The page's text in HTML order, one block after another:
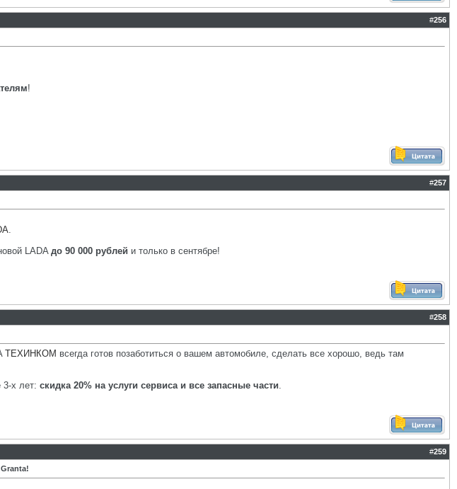
#256
!
#257
.
LADA до 90 000 рублей и только в сентябре!
#258
ТЕХИНКОМ всегда готов позаботиться о вашем автомобиле, сделать все хорошо, ведь там
х лет: скидка 20% на услуги сервиса и все запасные части.
#259